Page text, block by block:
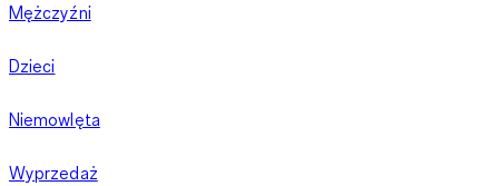
Mężczyźni
Dzieci
Niemowlęta
Wyprzedaż